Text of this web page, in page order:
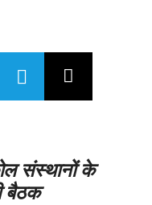
संस्थानों के
बैठक